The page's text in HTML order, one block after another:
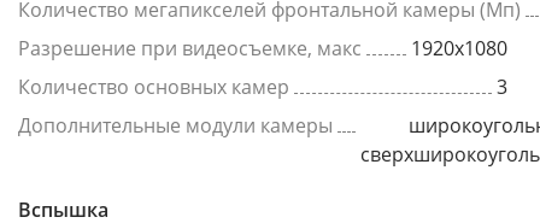
Количество мегапикселей фронтальной камеры (Мп)
Разрешение при видеосъемке, макс
1920x1080
Количество основных камер
3
Дополнительные модули камеры
Вспышка